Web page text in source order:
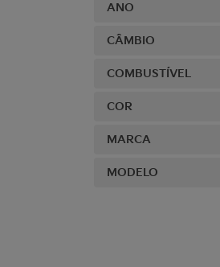
ANO
CÂMBIO
COMBUSTÍVEL
COR
MARCA
MODELO